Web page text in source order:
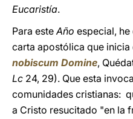
Eucaristía.
Para esteAño especial,
carta apostólica que inicia
nobiscum Domine,
Lc 24, 29). Que esta
comunidades cristianas:
a Cristo resucitado "en la